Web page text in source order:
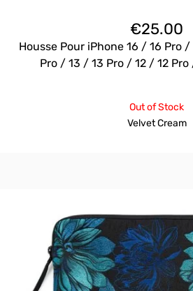
€25.00
Housse Pour iPhone 16 / 16 Pro
Pro / 13 / 13 Pro / 12 / 12 Pro
Out of Stock
Velvet Cream